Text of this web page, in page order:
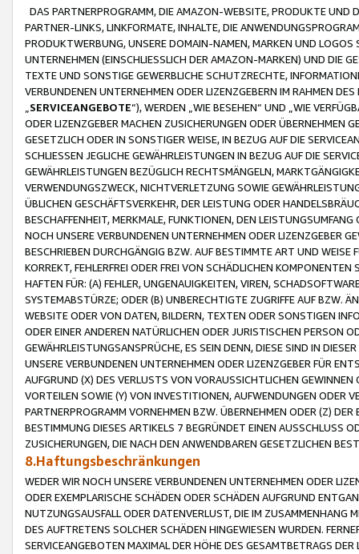
DAS PARTNERPROGRAMM, DIE AMAZON-WEBSITE, PRODUKTE UND
PARTNER-LINKS, LINKFORMATE, INHALTE, DIE
PRODUKTWERBUNG, UNSERE DOMAIN-NAMEN, MARKEN UND
UNTERNEHMEN (EINSCHLIESSLICH DER AMAZON-MARKEN) UND DIE
TEXTE UND SONSTIGE GEWERBLICHE SCHUTZRECHTE,
VERBUNDENEN UNTERNEHMEN ODER LIZENZGEBERN IM RAHMEN
SERVICEANGEBOTE“), WERDEN „WIE BESEHEN“ UND „WIE
ODER LIZENZGEBER MACHEN ZUSICHERUNGEN ODER ÜBERNEHMEN
GESETZLICH ODER IN SONSTIGER WEISE, IN BEZUG AUF DIE
SCHLIESSEN JEGLICHE GEWÄHRLEISTUNGEN IN BEZUG AUF DIE
GEWÄHRLEISTUNGEN BEZÜGLICH RECHTSMÄNGELN,
VERWENDUNGSZWECK, NICHTVERLETZUNG SOWIE
ÜBLICHEN GESCHÄFTSVERKEHR, DER LEISTUNG ODER
BESCHAFFENHEIT, MERKMALE, FUNKTIONEN, DEN
NOCH UNSERE VERBUNDENEN UNTERNEHMEN ODER LIZENZGEBER
BESCHRIEBEN DURCHGÄNGIG BZW. AUF BESTIMMTE ART UND
KORREKT, FEHLERFREI ODER FREI VON SCHÄDLICHEN
HAFTEN FÜR: (A) FEHLER, UNGENAUIGKEITEN, VIREN,
SYSTEMABSTÜRZE; ODER (B) UNBERECHTIGTE ZUGRIFFE AUF BZW.
WEBSITE ODER VON DATEN, BILDERN, TEXTEN ODER SONSTIGEN
ODER EINER ANDEREN NATÜRLICHEN ODER JURISTISCHEN PERSON
GEWÄHRLEISTUNGSANSPRÜCHE, ES SEIN DENN, DIESE SIND IN
UNSERE VERBUNDENEN UNTERNEHMEN ODER LIZENZGEBER FÜR
AUFGRUND (X) DES VERLUSTS VON VORAUSSICHTLICHEN
VORTEILEN SOWIE (Y) VON INVESTITIONEN, AUFWENDUNGEN ODER
PARTNERPROGRAMM VORNEHMEN BZW. ÜBERNEHMEN ODER (Z)
BESTIMMUNG DIESES ARTIKELS 7 BEGRÜNDET EINEN AUSSCHLUSS
ZUSICHERUNGEN, DIE NACH DEN ANWENDBAREN GESETZLICHEN
8.Haftungsbeschränkungen
WEDER WIR NOCH UNSERE VERBUNDENEN UNTERNEHMEN ODER
ODER EXEMPLARISCHE SCHÄDEN ODER SCHÄDEN AUFGRUND
NUTZUNGSAUSFALL ODER DATENVERLUST, DIE IM ZUSAMMENHANG
DES AUFTRETENS SOLCHER SCHÄDEN HINGEWIESEN WURDEN.
SERVICEANGEBOTEN MAXIMAL DER HÖHE DES GESAMTBETRAGS